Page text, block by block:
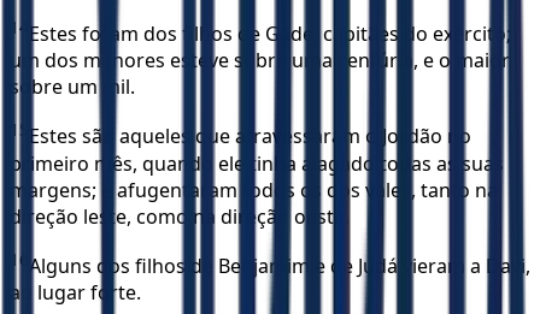
14 Estes foram dos filhos de Gade, capitães do exército;
um dos menores esteve sobre uma centúria, e o maior
sobre um mil.
15 Estes são aqueles que atravessaram o Jordão no
primeiro mês, quando ele tinha alagado todas as suas
margens; e afugentaram todos os dos vales, tanto na
direção leste, como na direção oeste.
16 Alguns dos filhos de Benjamim e de Judá vieram a Davi,
ao lugar forte.